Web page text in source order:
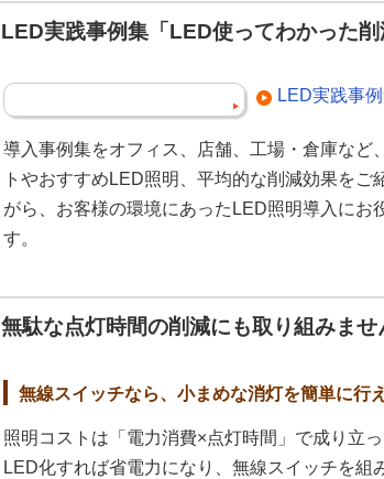
LED実践事例集「LED使ってわかった
LED実践事
導入事例集をオフィス、店舗、工場・倉庫など
トやおすすめLED照明、平均的な削減効果を
がら、お客様の環境にあったLED照明導入にお
す。
無駄な点灯時間の削減にも取り組みませ
無線スイッチなら、小まめな消灯を簡単に行
照明コストは「電力消費×点灯時間」で成り立っ
LED化すれば省電力になり、無線スイッチを組